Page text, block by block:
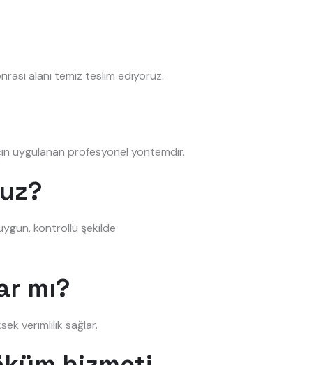
alanı temiz teslim ediyoruz.
uygulanan profesyonel yöntemdir.
uygun, kontrollü şekilde
mı?
verimlilik sağlar.